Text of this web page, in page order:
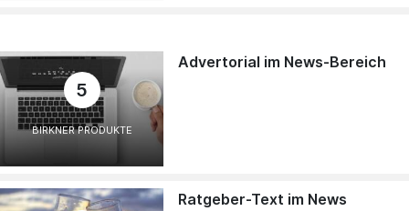
5
BIRKNER PRODUKTE
Advertorial im News-Bereich
Ratgeber-Text im News